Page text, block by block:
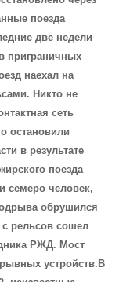
поезда
две недели
приграничных
наехал на
Никто не
сеть
остановили
в результате
поезда
семеро человек,
обрушился
рельсов сошел
РЖД. Мост
устройств.В